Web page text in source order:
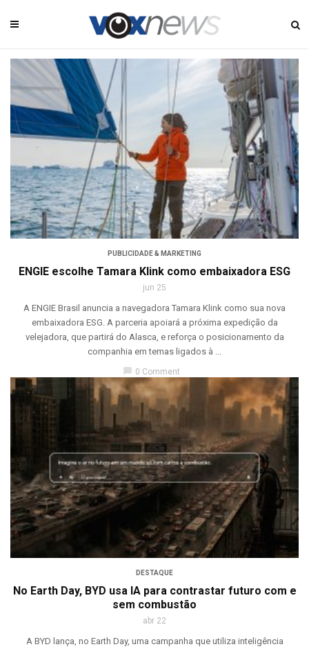
PUBLICIDADE & MARKETING
ENGIE escolhe Tamara Klink como embaixadora ESG
jun 25
A ENGIE Brasil anuncia a navegadora Tamara Klink como sua nova
embaixadora ESG. A parceria apoiará a próxima expedição da
velejadora, que partirá do Alasca, e reforça o posicionamento da
companhia em temas ligados à ...
chat_bubble 0 Comment
DESTAQUE
No Earth Day, BYD usa IA para contrastar futuro com e
sem combustão
abr 22
A BYD lança, no Earth Day, uma campanha que utiliza inteligência